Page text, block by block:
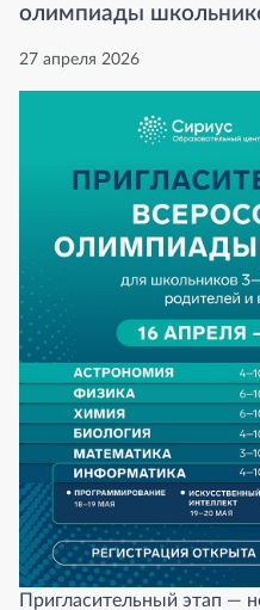
олимпиады
27 апреля 2026
Пригласительный этап —